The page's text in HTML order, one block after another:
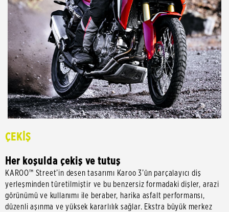
ÇEKİŞ
Her koşulda çekiş ve tutuş
KAROO™ Street’in desen tasarımı Karoo 3’ün parçalayıcı diş
yerleşminden türetilmiştir ve bu benzersiz formadaki dişler, arazi
görünümü ve kullanımı ile beraber, harika asfalt performansı,
düzenli aşınma ve yüksek kararlılık sağlar. Ekstra büyük merkez